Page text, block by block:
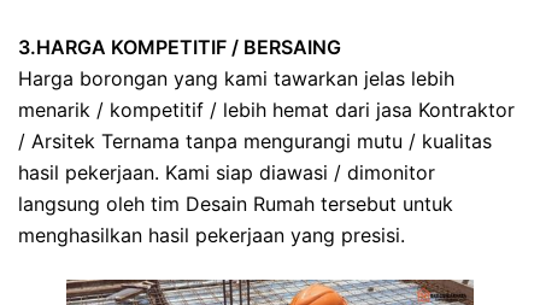
3.HARGA KOMPETITIF / BERSAING
Harga borongan yang kami tawarkan jelas lebih
menarik / kompetitif / lebih hemat dari jasa Kontraktor
/ Arsitek Ternama tanpa mengurangi mutu / kualitas
hasil pekerjaan. Kami siap diawasi / dimonitor
langsung oleh tim Desain Rumah tersebut untuk
menghasilkan hasil pekerjaan yang presisi.